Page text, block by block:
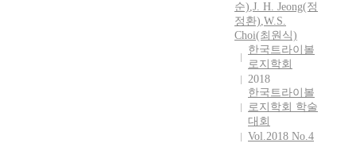
순),J. H. Jeong(정
정환),W.S.
Choi(최원식)
한국트라이볼
로지학회
2018
한국트라이볼
로지학회 학술
대회
Vol.2018 No.4